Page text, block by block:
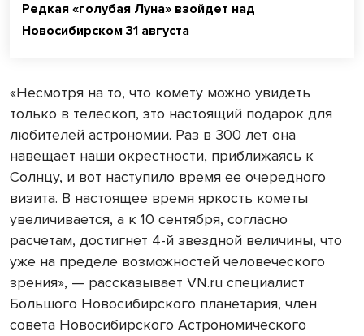
Редкая «голубая Луна» взойдет над
Новосибирском 31 августа
«Несмотря на то, что комету можно увидеть
только в телескоп, это настоящий подарок для
любителей астрономии. Раз в 300 лет она
навещает наши окрестности, приближаясь к
Солнцу, и вот наступило время ее очередного
визита. В настоящее время яркость кометы
увеличивается, а к 10 сентября, согласно
расчетам, достигнет 4-й звездной величины, что
уже на пределе возможностей человеческого
зрения», — рассказывает VN.ru специалист
Большого Новосибирского планетария, член
совета Новосибирского Астрономического